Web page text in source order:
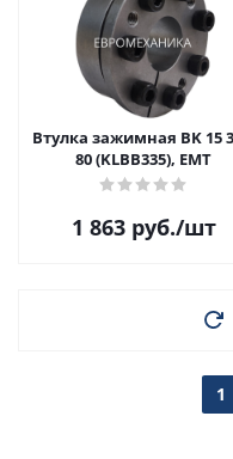
Втулка зажимная BK 15
80 (KLBB335), EMT
1 863руб./шт
1